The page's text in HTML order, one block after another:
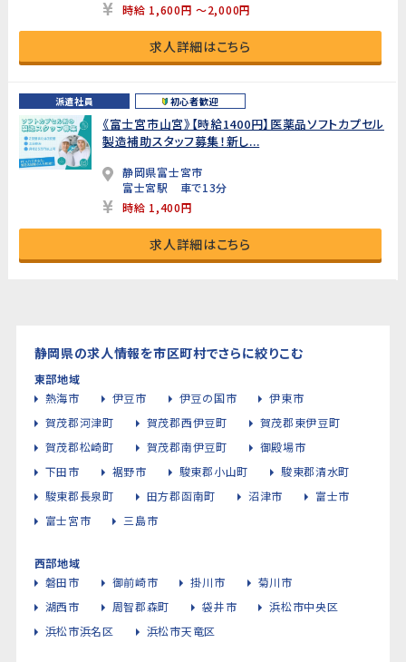
時給 1,600円 ～2,000円
求人詳細はこちら
派遣社員 初心者歓迎
《富士宮市山宮》【時給1400円】医薬品ソフトカプセル
製造補助スタッフ募集！新し...
静岡県富士宮市
富士宮駅 車で13分
時給 1,400円
求人詳細はこちら
静岡県の求人情報を市区町村でさらに絞りこむ
東部地域
熱海市
伊豆市 伊豆の国市
伊東市
賀茂郡河津町
賀茂郡西伊豆町
賀茂郡東伊豆町
賀茂郡松崎町
賀茂郡南伊豆町
御殿場市
下田市
裾野市 駿東郡小山町
駿東郡清水町
駿東郡長泉町
田方郡函南町 沼津市
富士市
富士宮市
三島市
西部地域
磐田市
御前崎市 掛川市
菊川市
湖西市
周智郡森町 袋井市
浜松市中央区
浜松市浜名区
浜松市天竜区